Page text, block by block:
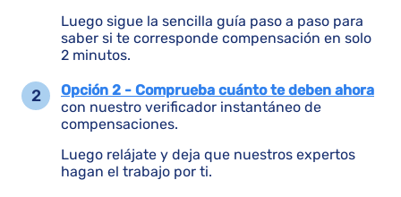
Luego sigue la sencilla guía paso a paso para
saber si te corresponde compensación en solo
2 minutos.
Opción 2 - Comprueba cuánto te deben ahora
con nuestro verificador instantáneo de
compensaciones.
Luego relájate y deja que nuestros expertos
hagan el trabajo por ti.